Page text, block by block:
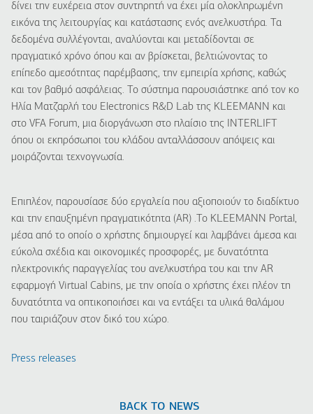
δίνει την ευχέρεια στον συντηρητή να έχει μία ολοκληρωμένη
εικόνα της λειτουργίας και κατάστασης ενός ανελκυστήρα. Τα
δεδομένα συλλέγονται, αναλύονται και μεταδίδονται σε
πραγματικό χρόνο όπου και αν βρίσκεται, βελτιώνοντας το
επίπεδο αμεσότητας παρέμβασης, την εμπειρία χρήσης, καθώς
και τον βαθμό ασφάλειας. Το σύστημα παρουσιάστηκε από τον κο
Ηλία Ματζαρλή του Electronics R&D Lab της KLEEMANN και
στο VFA Forum, μια διοργάνωση στο πλαίσιο της INTERLIFT
όπου οι εκπρόσωποι του κλάδου ανταλλάσσουν απόψεις και
μοιράζονται τεχνογνωσία.
Επιπλέον, παρουσίασε δύο εργαλεία που αξιοποιούν το διαδίκτυο
και την επαυξημένη πραγματικότητα (AR) .Το KLEEMANN Portal,
μέσα από το οποίο ο χρήστης δημιουργεί και λαμβάνει άμεσα και
εύκολα σχέδια και οικονομικές προσφορές, με δυνατότητα
ηλεκτρονικής παραγγελίας του ανελκυστήρα του και την ΑR
εφαρμογή Virtual Cabins, με την οποία ο χρήστης έχει πλέον τη
δυνατότητα να οπτικοποιήσει και να εντάξει τα υλικά θαλάμου
που ταιριάζουν στον δικό του χώρο.
Press releases
BACK TO NEWS